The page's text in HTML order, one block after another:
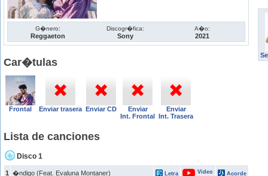
G�nero:
Reggaeton
Discogr�fica:
Sony
A�o:
2021
Car�tulas
Frontal Enviar trasera Enviar CD
Enviar
Int. Frontal
Enviar
Int. Trasera
Lista de canciones
Disco 1
1 �ndigo (Feat. Evaluna Montaner) Letra Video Acorde